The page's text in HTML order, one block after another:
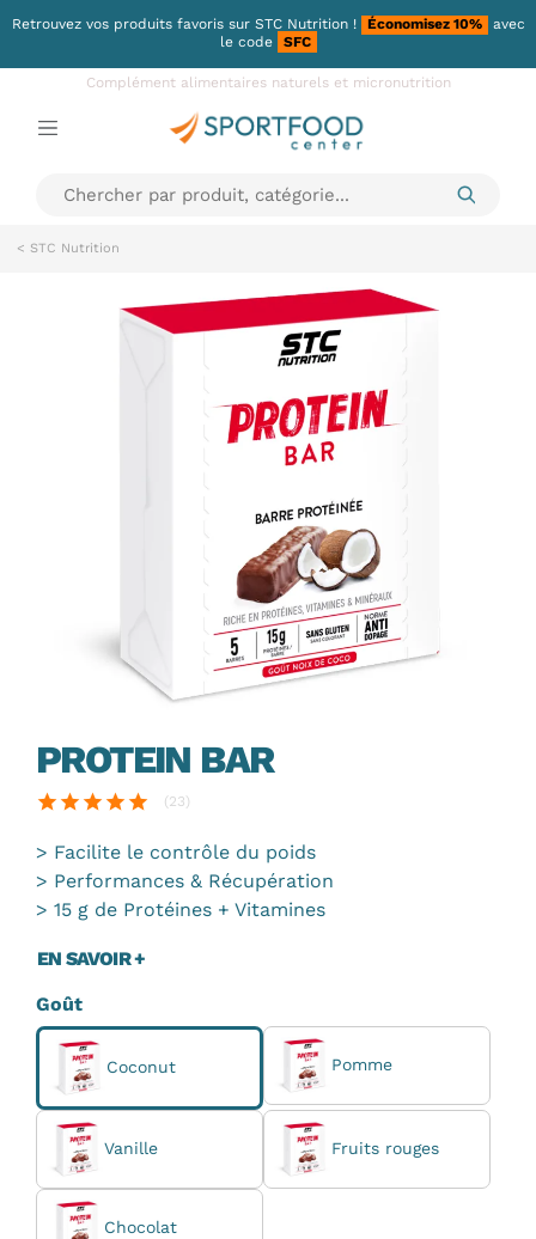
Retrouvez vos produits favoris sur STC Nutrition! Économisez 10%
avec
le code
SFC
Complément alimentaires naturels et micronutrition
< STC Nutrition
PROTEIN BAR
star star star star star (23)
Facilite le contrôle du poids
Performances & Récupération
15 g de Protéines + Vitamines
EN SAVOIR +
Goût
Coconut Pomme
Vanille Fruits rouges
Chocolat